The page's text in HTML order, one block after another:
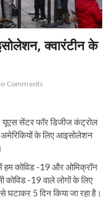
क्वारंटीन के
Comments
यूएस सेंटर फॉर डिजीज कंट्रोल
के लिए आइसोलेशन
में हम कोविड -19 और ओमिक्रॉन
कोविड -19 वाले लोगों के लिए
5 दिन किया जा रहा है।